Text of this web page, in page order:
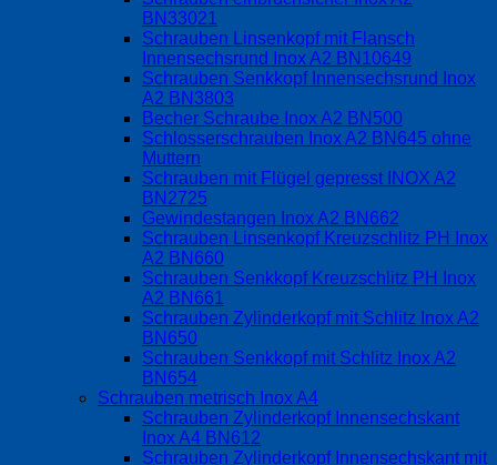
BN33021
Schrauben Linsenkopf mit Flansch
Innensechsrund Inox A2 BN10649
Schrauben Senkkopf Innensechsrund Inox
A2 BN3803
Becher Schraube Inox A2 BN500
Schlosserschrauben Inox A2 BN645 ohne
Muttern
Schrauben mit Flügel gepresst INOX A2
BN2725
Gewindestangen Inox A2 BN662
Schrauben Linsenkopf Kreuzschlitz PH Inox
A2 BN660
Schrauben Senkkopf Kreuzschlitz PH Inox
A2 BN661
Schrauben Zylinderkopf mit Schlitz Inox A2
BN650
Schrauben Senkkopf mit Schlitz Inox A2
BN654
Schrauben metrisch Inox A4
Schrauben Zylinderkopf Innensechskant
Inox A4 BN612
Schrauben Zylinderkopf Innensechskant mit